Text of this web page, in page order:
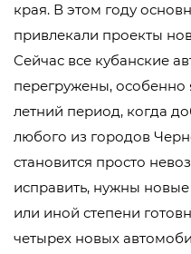
края. В этом году
привлекали проекты
Сейчас все кубанские
перегружены, особенно
летний период, когда
любого из городов
становится просто
исправить, нужны
или иной степени
четырех новых